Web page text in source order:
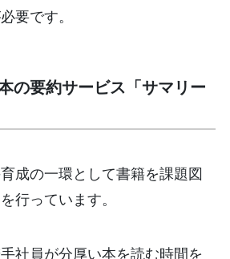
要です。
の要約サービス「サマリー
成の一環として書籍を課題図
行っています。
社員が分厚い本を読む時間を